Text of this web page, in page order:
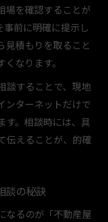
場を確認することが
事前に明確に提示し
見積もりを取ること
なります。
談することで、現地
ンターネットだけで
す。相談時には、具
伝えることが、的確
談の秘訣
なるのが「不動産屋